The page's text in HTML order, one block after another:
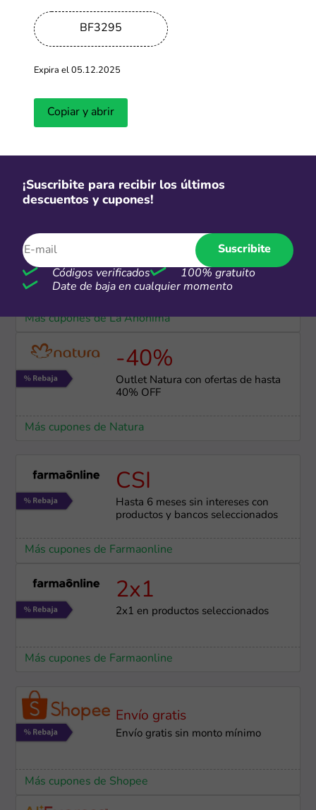
-60%
Comprá más, ahorrá más: Ofertas de
-35%
Más cupones de Natura
Hasta 60% de descuento y hasta
18 CSI en productos seleccionados
Más cupones de La Anónima
-40%
Outlet Natura con ofertas de hasta
40% OFF
Más cupones de Natura
CSI
Hasta 6 meses sin intereses con
productos y bancos seleccionados
Más cupones de Farmaonline
2x1
2x1 en productos seleccionados
Más cupones de Farmaonline
Envío gratis
Envío gratis sin monto mínimo
Más cupones de Shopee
BF3295
Expira el 05.12.2025
Copiar y abrir
¡Suscribite para recibir los últimos
descuentos y cupones!
Suscribite
Códigos verificados
100% gratuito
Date de baja en cualquier momento